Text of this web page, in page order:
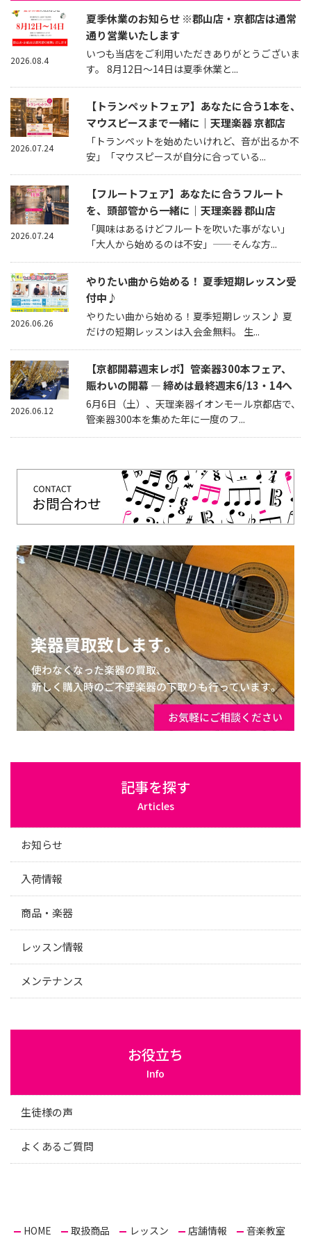
夏季休業のお知らせ ※郡山店・京都店は通常
通り営業いたします
いつも当店をご利用いただきありがとうございま
す。 8月12日～14日は夏季休業と...
2026.08.4
【トランペットフェア】あなたに合う1本を、
マウスピースまで一緒に｜天理楽器 京都店
「トランペットを始めたいけれど、音が出るか不
安」「マウスピースが自分に合っている...
2026.07.24
【フルートフェア】あなたに合うフルート
を、頭部管から一緒に｜天理楽器 郡山店
「興味はあるけどフルートを吹いた事がない」
「大人から始めるのは不安」——そんな方...
2026.07.24
やりたい曲から始める！ 夏季短期レッスン受
付中♪
やりたい曲から始める！夏季短期レッスン♪ 夏
だけの短期レッスンは入会金無料。 生...
2026.06.26
【京都開幕週末レポ】管楽器300本フェア、
賑わいの開幕 — 締めは最終週末6/13・14へ
6月6日（土）、天理楽器イオンモール京都店で、
管楽器300本を集めた年に一度のフ...
2026.06.12
記事を探す
Articles
お知らせ
入荷情報
商品・楽器
レッスン情報
メンテナンス
お役立ち
Info
生徒様の声
よくあるご質問
HOME 取扱商品 レッスン 店舗情報
音楽教室